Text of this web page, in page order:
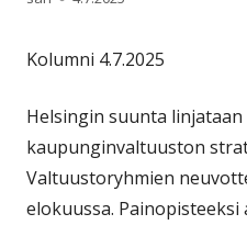
Kolumni 4.7.2025
Helsingin suunta linjataan
kaupunginvaltuuston
Valtuustoryhmien
elokuussa.